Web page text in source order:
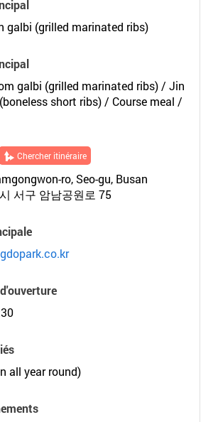
galbi (grilled marinated ribs)
galbi (grilled marinated ribs) / Jin
short ribs) / Course meal /
Chercher itinéraire
ro, Seo-gu, Busan
서구 암남공원로 75
all year round)